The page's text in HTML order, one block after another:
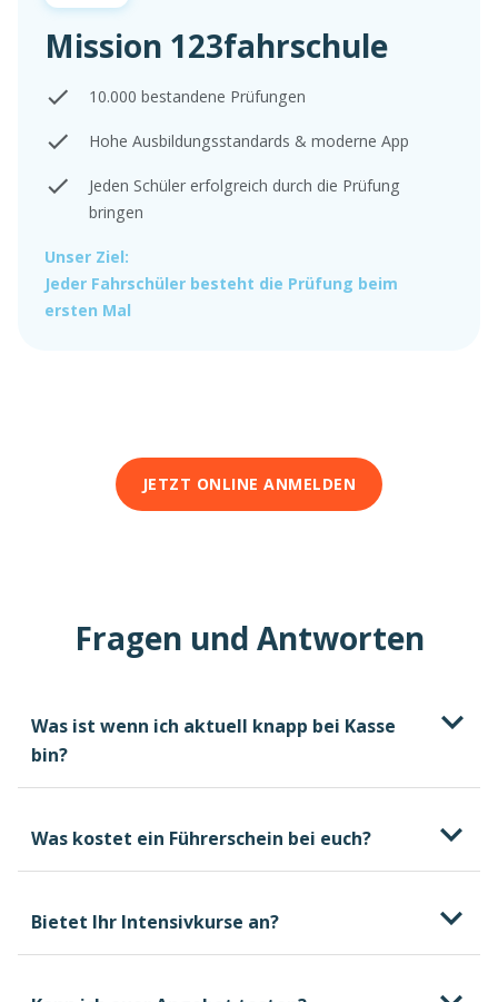
Mission 123fahrschule
10.000 bestandene Prüfungen
Hohe Ausbildungsstandards & moderne App
Jeden Schüler erfolgreich durch die Prüfung
bringen
Unser Ziel:
Jeder Fahrschüler besteht die Prüfung beim
ersten Mal
JETZT ONLINE ANMELDEN
Fragen und Antworten
Was ist wenn ich aktuell knapp bei Kasse
bin?
Was kostet ein Führerschein bei euch?
Bietet Ihr Intensivkurse an?